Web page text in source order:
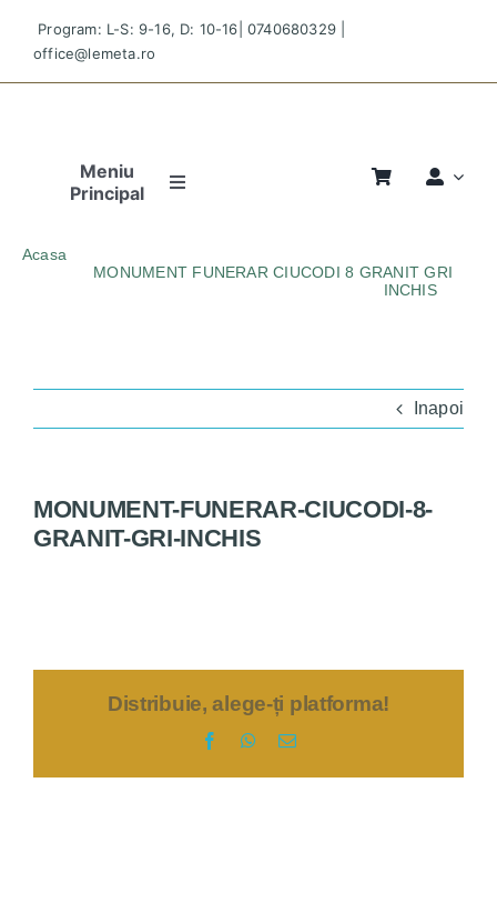
content
Program: L-S: 9-16, D: 10-16|0740680329
office@lemeta.ro
Meniu
Principal
Principală
Servicii
Contact
Acasa
MONUMENT FUNERAR CIUCODI 8 GRANIT GRI
INCHIS
Inapoi
MONUMENT-FUNERAR-CIUCODI-8-
GRANIT-GRI-INCHIS
Distribuie, alege-ți platforma!
FacebookWhatsApp
E-